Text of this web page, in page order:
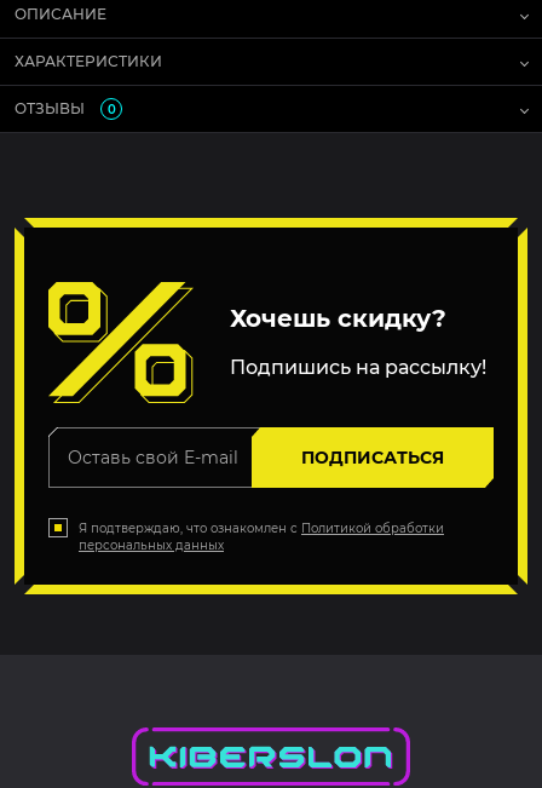
ОПИСАНИЕ
ХАРАКТЕРИСТИКИ
ОТЗЫВЫ 0
Хочешь скидку?
Подпишись на рассылку!
ПОДПИСАТЬСЯ
Я подтверждаю, что ознакомлен с Политикой обработки
персональных данных